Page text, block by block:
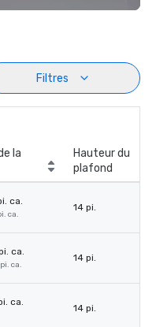
Filtres
la
Hauteur du
plafond
ca.
ca.
14 pi.
ca.
ca.
14 pi.
ca.
14 pi.